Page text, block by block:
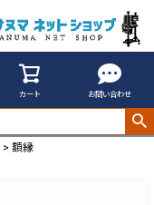
カート お問い合わせ
額縁